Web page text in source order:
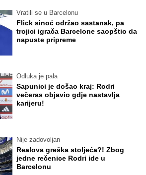
Vratili se u Barcelonu
Flick sinoć održao sastanak, pa
trojici igrača Barcelone saopštio da
napuste pripreme
Odluka je pala
Sapunici je došao kraj: Rodri
večeras objavio gdje nastavlja
karijeru!
Nije zadovoljan
Realova greška stoljeća?! Zbog
jedne rečenice Rodri ide u
Barcelonu